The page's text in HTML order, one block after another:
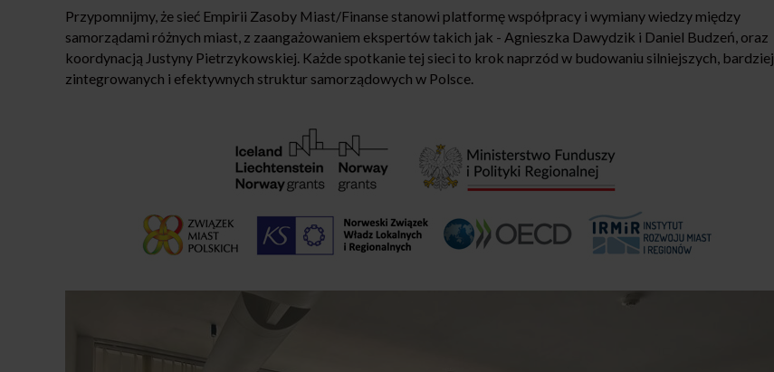
Przypomnijmy, że sieć Empirii Zasoby Miast/Finanse stanowi platformę współpracy i wymiany wiedzy między
samorządami różnych miast, z zaangażowaniem ekspertów takich jak - Agnieszka Dawydzik i Daniel Budzeń, oraz
koordynacją Justyny Pietrzykowskiej. Każde spotkanie tej sieci to krok naprzód w budowaniu silniejszych, bardziej
zintegrowanych i efektywnych struktur samorządowych w Polsce.